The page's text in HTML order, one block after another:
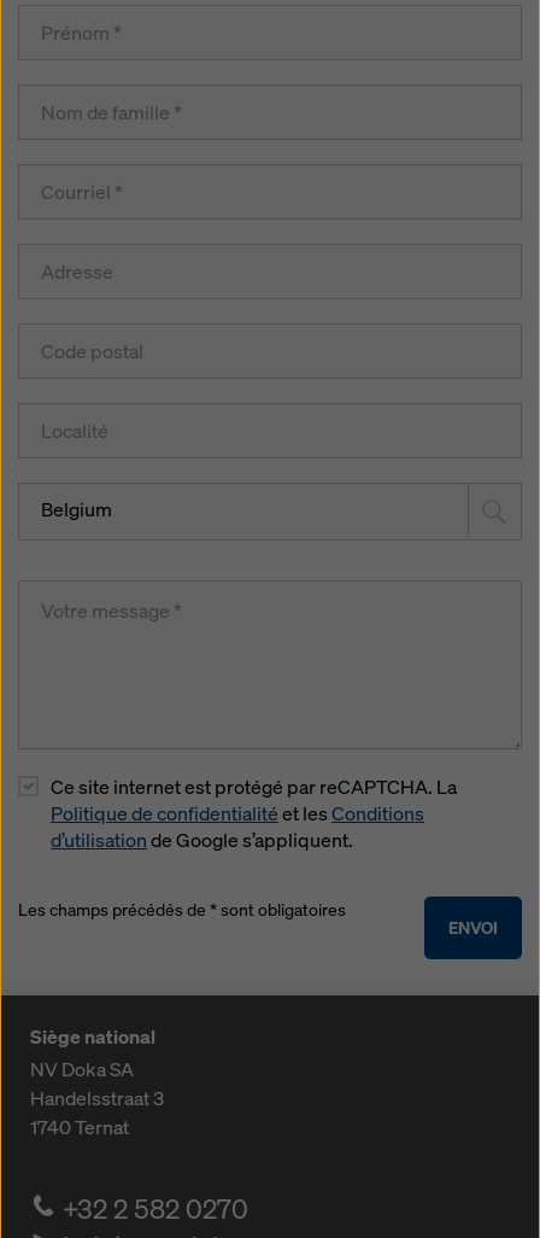
Belgium
Ce site internet est protégé par reCAPTCHA. La
Politique de confidentialitéet lesConditions
d’utilisationde Google s’appliquent.
ENVOI
Les champs précédés de * sont obligatoires
Siège national
NV Doka SA
Handelsstraat 3
1740Ternat
+32 2 582 0270